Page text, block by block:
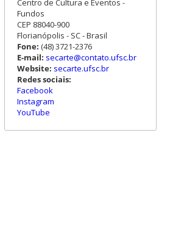
Centro de Cultura e Eventos -
Fundos
CEP 88040-900
Florianópolis - SC - Brasil
Fone: (48) 3721-2376
E-mail: secarte@contato.ufsc.br
Website: secarte.ufsc.br
Redes sociais:
Facebook
Instagram
YouTube